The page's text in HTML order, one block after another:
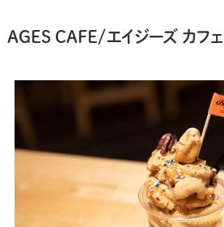
AGES CAFE/エイジーズ カフェ